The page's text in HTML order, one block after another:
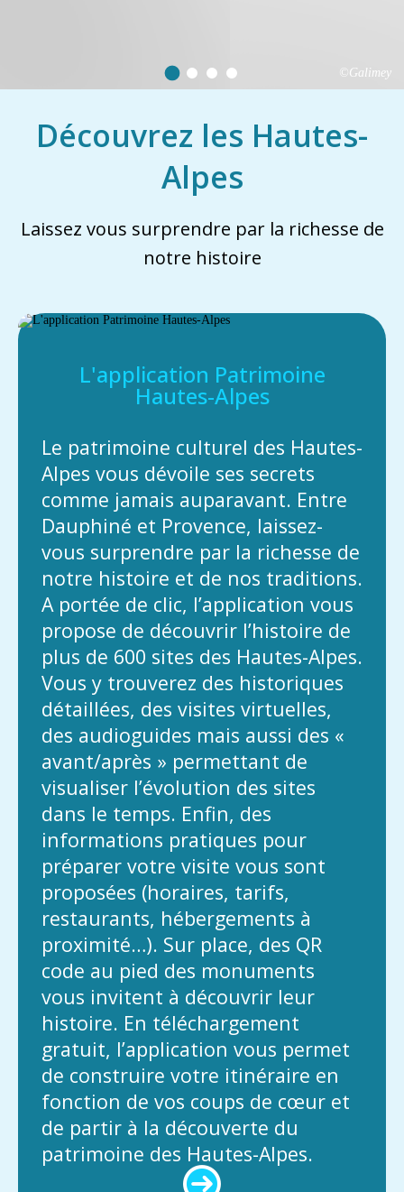
©Galimey
Découvrez les Hautes-
Alpes
Laissez vous surprendre par la richesse de
notre histoire
L'application Patrimoine
Hautes-Alpes
Le patrimoine culturel des Hautes-
Alpes vous dévoile ses secrets
comme jamais auparavant. Entre
Dauphiné et Provence, laissez-
vous surprendre par la richesse de
notre histoire et de nos traditions.
A portée de clic, l’application vous
propose de découvrir l’histoire de
plus de 600 sites des Hautes-Alpes.
Vous y trouverez des historiques
détaillées, des visites virtuelles,
des audioguides mais aussi des «
avant/après » permettant de
visualiser l’évolution des sites
dans le temps. Enfin, des
informations pratiques pour
préparer votre visite vous sont
proposées (horaires, tarifs,
restaurants, hébergements à
proximité…). Sur place, des QR
code au pied des monuments
vous invitent à découvrir leur
histoire. En téléchargement
gratuit, l’application vous permet
de construire votre itinéraire en
fonction de vos coups de cœur et
de partir à la découverte du
patrimoine des Hautes-Alpes.